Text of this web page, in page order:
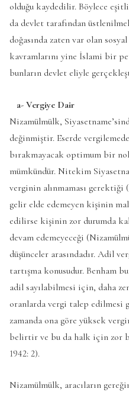
olduğu kaydedilir. Böylece
da devlet tarafından
doğasında zaten var olan
kavramlarını yine İslami bir
bunların devlet eliyle
a- Vergiye Dair
Nizamülmülk,
değinmiştir. Eserde
bırakmayacak optimum bir
mümkündür. Nitekim
verginin alınmaması gerektiği
gelir elde edemeyen kişinin
edilirse kişinin zor durumda
devam edemeyeceği
düşünceler arasındadır. Adil
tartışma konusudur. Benham
adil sayılabilmesi için, daha
oranlarda vergi talep edilmesi
zamanda ona göre yüksek
belirtir ve bu da halk için zor
1942: 2).
Nizamülmülk, aracıların